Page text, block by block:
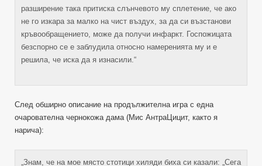
разширение така притиска слънчевото му сплетение, че ако
не го изкара за малко на чист въздух, за да си възстанови
кръвообращението, може да получи инфаркт. Госпожицата
безспорно се е заблудила относно намеренията му и е
решила, че иска да я изнасили.“
След обширно описание на продължителна игра с една
очарователна чернокожа дама (Мис АнтраЦицит, както я
нарича):
„Знам, че на мое място стотици хиляди биха си казали: „Сега